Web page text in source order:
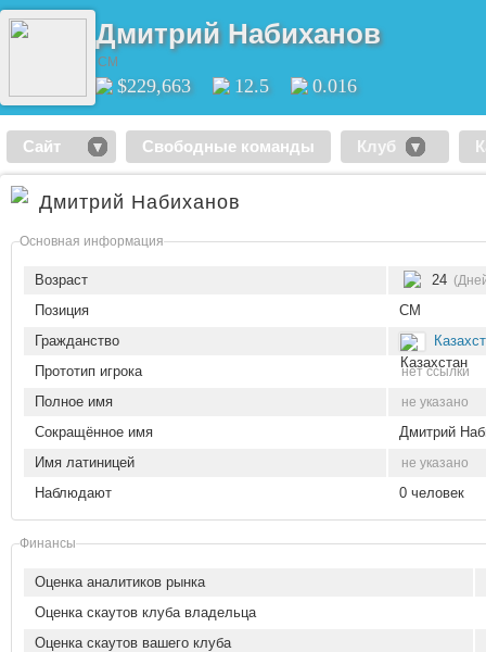
Дмитрий Набиханов
CM
$229,663 12.5 0.016
Сайт Свободные команды Клуб
Дмитрий Набиханов
Основная информация
Возраст 24
Позиция
CM
Гражданство
Прототип игрока
нет ссылки
Полное имя не указано
Сокращённое имя
Дмитрий
Имя латиницей
не указано
Наблюдают 0 человек
Финансы
Оценка аналитиков рынка
Оценка скаутов клуба владельца
Оценка скаутов вашего клуба